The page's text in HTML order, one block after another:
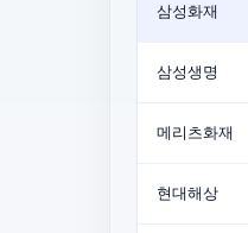
삼성화재
삼성생명
메리츠화재
현대해상